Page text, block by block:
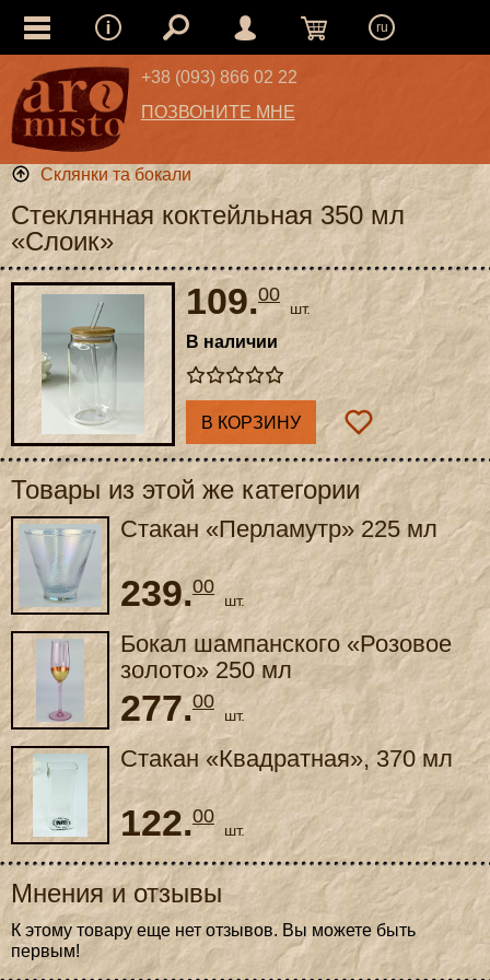
ru
+38 (093) 866 02 22
ПОЗВОНИТЕ МНЕ
Склянки та бокали
Стеклянная коктейльная 350 мл
«Слоик»
109.00
шт.
В наличии
В КОРЗИНУ
Товары из этой же категории
Стакан «Перламутр» 225 мл
239.00
шт.
Бокал шампанского «Розовое
золото» 250 мл
277.00
шт.
Стакан «Квадратная», 370 мл
122.00
шт.
Мнения и отзывы
К этому товару еще нет отзывов. Вы можете быть
первым!